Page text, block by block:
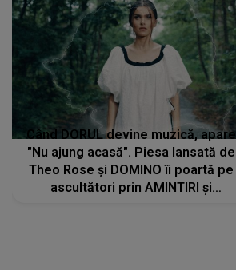
Când DORUL devine muzică, apare
"Nu ajung acasă". Piesa lansată de
Theo Rose și DOMINO îi poartă pe
ascultători prin AMINTIRI și